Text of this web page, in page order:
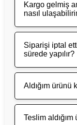
Kargo gelmiş
nasıl
Siparişi iptal
sürede yapılır?
Aldığım
Teslim